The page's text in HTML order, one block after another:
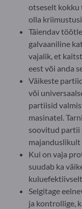
otseselt kokku
olla kriimustusi
Täiendav
galvaaniline
vajalik, et
eest või anda
Väikeste
või
partiisid
masinatel.
soovitud partii
Kui on vaja
suudab ka
Selgitage
ja kontrollige,